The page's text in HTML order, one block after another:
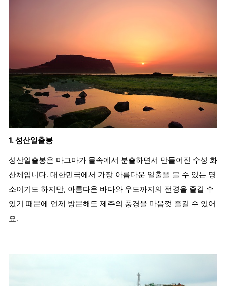
1. 성산일출봉
성산일출봉은 마그마가 물속에서 분출하면서 만들어진 수성 화
산체입니다. 대한민국에서 가장 아름다운 일출을 볼 수 있는 명
소이기도 하지만, 아름다운 바다와 우도까지의 전경을 즐길 수
있기 때문에 언제 방문해도 제주의 풍경을 마음껏 즐길 수 있어
요.